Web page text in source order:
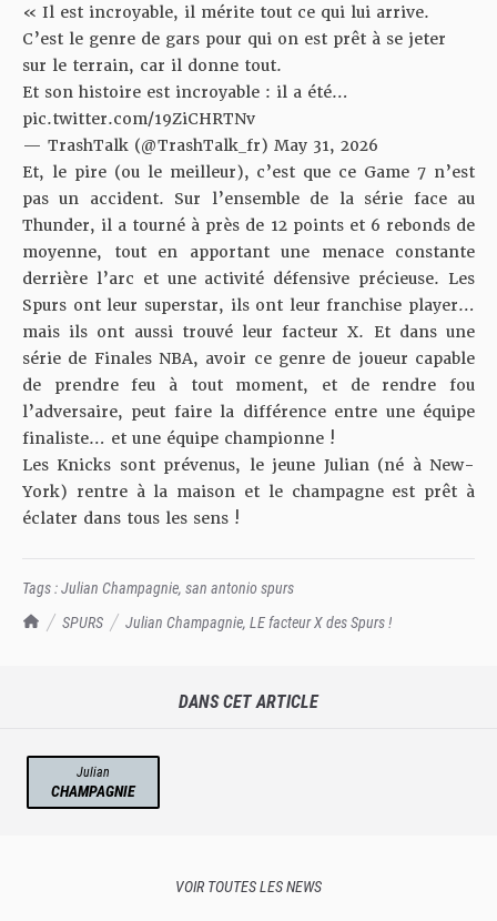
TrashTalk Actu NBA
SPURS Julian Champagnie, LE facteur X des Spurs !
« Il est incroyable, il mérite tout ce qui lui arrive.
C’est le genre de gars pour qui on est prêt à se jeter
sur le terrain, car il donne tout.
Et son histoire est incroyable : il a été…
pic.twitter.com/19ZiCHRTNv
— TrashTalk (@TrashTalk_fr) May 31, 2026
Et, le pire (ou le meilleur), c’est que ce Game 7 n’est
pas un accident. Sur l’ensemble de la série face au
Thunder, il a tourné à près de 12 points et 6 rebonds de
moyenne, tout en apportant une menace constante
derrière l’arc et une activité défensive précieuse. Les
Spurs ont leur superstar, ils ont leur franchise player…
mais ils ont aussi trouvé leur facteur X. Et dans une
série de Finales NBA, avoir ce genre de joueur capable
de prendre feu à tout moment, et de rendre fou
l’adversaire, peut faire la différence entre une équipe
finaliste… et une équipe championne !
Les Knicks sont prévenus, le jeune Julian (né à New-
York) rentre à la maison et le champagne est prêt à
éclater dans tous les sens !
Tags :Julian Champagnie, san antonio spurs
DANS CET ARTICLE
Julian
CHAMPAGNIE
VOIR TOUTES LES NEWS